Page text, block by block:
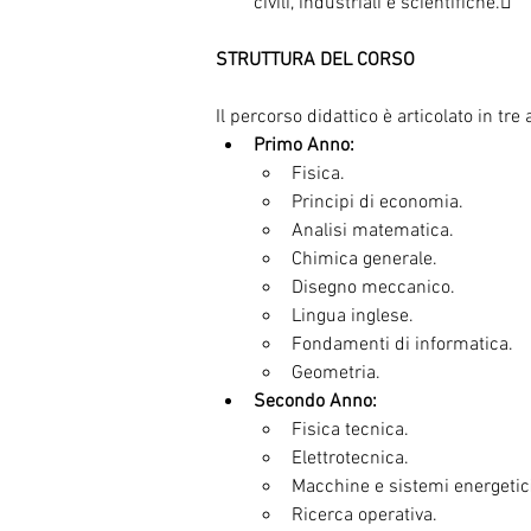
STRUTTURA DEL CORSO
Il percorso didattico è articolato in tre
Primo Anno:
Fisica.
Principi di economia.
Analisi matematica.
Chimica generale.
Disegno meccanico.
Lingua inglese.
Fondamenti di informatica.
Geometria.
Secondo Anno:
Fisica tecnica.
Elettrotecnica.
Macchine e sistemi
Ricerca operativa.